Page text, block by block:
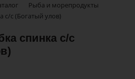
Рыба и морепродукты
с/с (Богатый улов)
спинка с/с